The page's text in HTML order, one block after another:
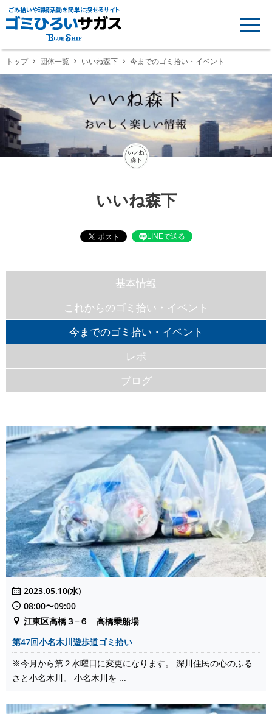
ごみ拾いや環境活動を簡単に探せるサイト
トップ 団体一覧 いいね森下 今までのゴミ拾い・イベント
いいね森下
LINEで送る
基本情報
これからのゴミ拾い・イベント
今までのゴミ拾い・イベント
レポ
ブログ
2023.05.10(水)
08:00〜09:00
江東区高橋３−６ 高橋乗船場
第47回小名木川遊歩道ゴミ拾い
※今月から第２水曜日に変更になります。 深川住民の心のふる
さと小名木川。 小名木川を ...